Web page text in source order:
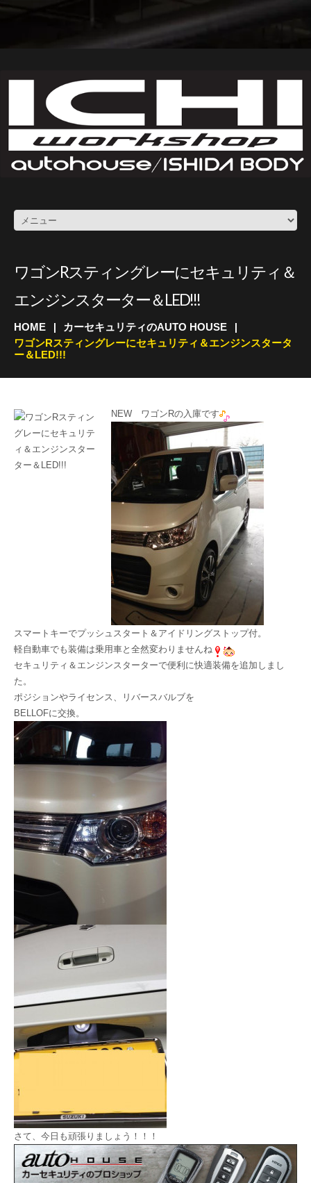
ワゴンRスティングレーにセキュリティ＆
エンジンスターター＆LED!!!
HOME
カーセキュリティのAUTO HOUSE
ワゴンRスティングレーにセキュリティ＆エンジンスタータ
ー＆LED!!!
NEW ワゴンRの入庫です
スマートキーでプッシュスタート＆アイドリングストップ付。
軽自動車でも装備は乗用車と全然変わりませんね
セキュリティ＆エンジンスターターで便利に快適装備を追加しまし
た。
ポジションやライセンス、リバースバルブを
BELLOFに交換。
さて、今日も頑張りましょう！！！